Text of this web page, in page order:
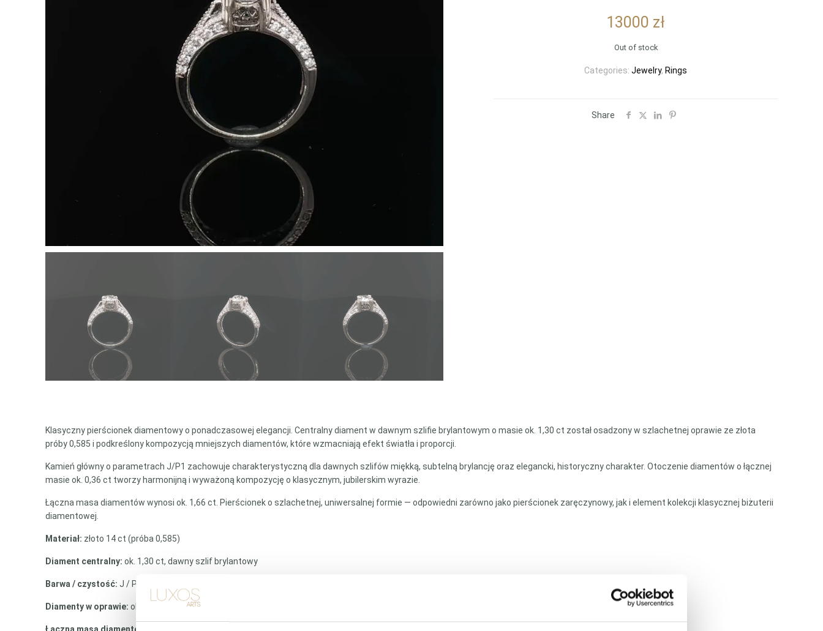
13000 zł
Out of stock
Categories: Jewelry, Rings
Share
Klasyczny pierścionek diamentowy o ponadczasowej elegancji. Centralny diament w dawnym szlifie brylantowym o masie ok. 1,30 ct został osadzony w szlachetnej oprawie ze złota
próby 0,585 i podkreślony kompozycją mniejszych diamentów, które wzmacniają efekt światła i proporcji.
Kamień główny o parametrach J/P1 zachowuje charakterystyczną dla dawnych szlifów miękką, subtelną brylancję oraz elegancki, historyczny charakter. Otoczenie diamentów o łącznej
masie ok. 0,36 ct tworzy harmonijną i wyważoną kompozycję o klasycznym, jubilerskim wyrazie.
Łączna masa diamentów wynosi ok. 1,66 ct. Pierścionek o szlachetnej, uniwersalnej formie — odpowiedni zarówno jako pierścionek zaręczynowy, jak i element kolekcji klasycznej biżuterii
diamentowej.
Materiał: złoto 14 ct (próba 0,585)
Diament centralny: ok. 1,30 ct, dawny szlif brylantowy
Barwa / czystość: J / P1
Diamenty w oprawie: ok. 0,36 ct łącznie